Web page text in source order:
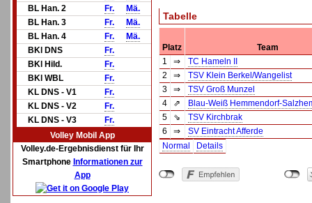
BL Han. 2
Fr.
Mä.
BL Han. 3
Fr.
Mä.
BL Han. 4
Fr.
Mä.
BKl DNS
Fr.
BKl Hild.
Fr.
BKl WBL
Fr.
KL DNS - V1
Fr.
KL DNS - V2
Fr.
KL DNS - V3
Fr.
Volley Mobil App
Volley.de-Ergebnisdienst für Ihr
Smartphone Informationen zur
App
Tabelle
Platz
Team
1
⇒
TC Hameln II
2
⇒
TSV Klein Berkel/Wangelist
3
⇒
TSV Groß Munzel
4
⇗
Blau-Weiß Hemmendorf-
5
⇘
TSV Kirchbrak
6
⇒
SV Eintracht Afferde
Normal
Details